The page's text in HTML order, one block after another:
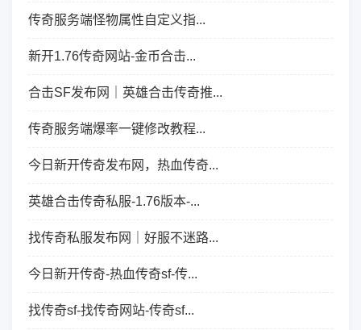
传奇服务端怪物属性自定义指...
新开1.76传奇网站-金币合击...
合击SF发布网｜英雄合击传奇推...
传奇服务端爆率一键修改教程...
今日新开传奇发布网，热血传奇...
英雄合击传奇私服-1.76版本-...
找传奇私服发布网｜好服不迷路...
今日新开传奇-热血传奇sf-传...
找传奇sf-找传奇网站-传奇sf...